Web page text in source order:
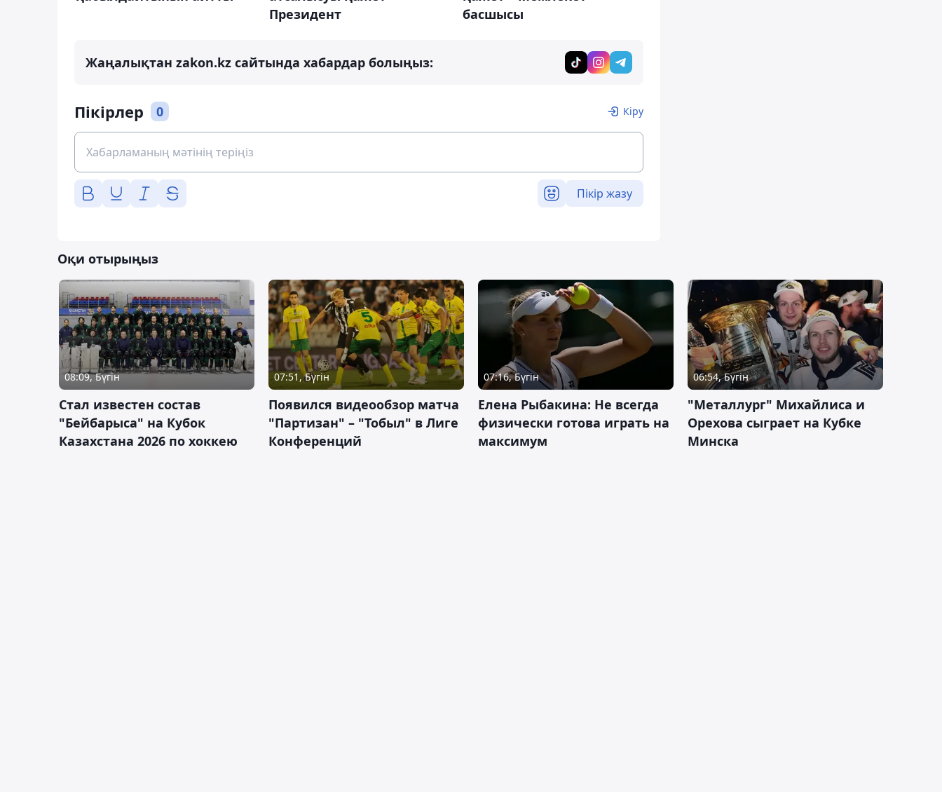
Президент
басшысы
Жаңалықтан zakon.kz сайтында хабардар болыңыз:
Пікірлер 0 Кіру
Пікір жазу
Оқи отырыңыз
08:09, Бүгін
Стал известен состав
"Бейбарыса" на Кубок
Казахстана 2026 по хоккею
07:51, Бүгін
Появился видеообзор матча
"Партизан" – "Тобыл" в Лиге
Конференций
07:16, Бүгін
Елена Рыбакина: Не всегда
физически готова играть на
максимум
06:54, Бүгін
"Металлург" Михайлиса и
Орехова сыграет на Кубке
Минска